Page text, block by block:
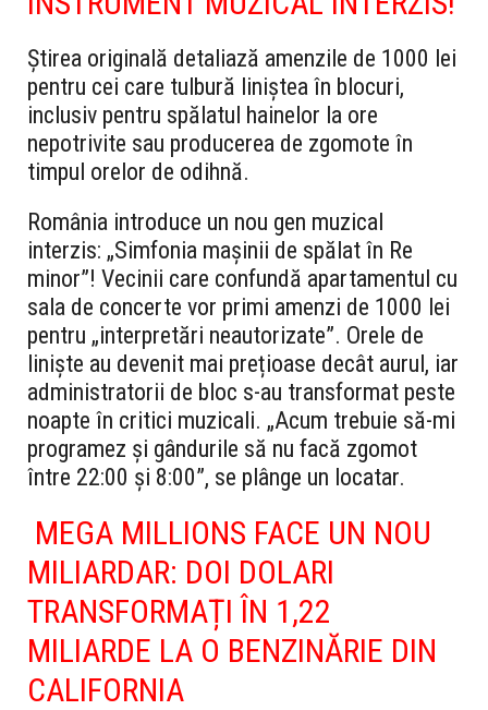
Știrea originală detaliază amenzile de 1000 lei
pentru cei care tulbură liniștea în blocuri,
inclusiv pentru spălatul hainelor la ore
nepotrivite sau producerea de zgomote în
timpul orelor de odihnă.
România introduce un nou gen muzical
interzis: „Simfonia mașinii de spălat în Re
minor”! Vecinii care confundă apartamentul cu
sala de concerte vor primi amenzi de 1000 lei
pentru „interpretări neautorizate”. Orele de
liniște au devenit mai prețioase decât aurul, iar
administratorii de bloc s-au transformat peste
noapte în critici muzicali. „Acum trebuie să-mi
programez și gândurile să nu facă zgomot
între 22:00 și 8:00”, se plânge un locatar.
MEGA MILLIONS FACE UN NOU
MILIARDAR: DOI DOLARI
TRANSFORMAȚI ÎN 1,22
MILIARDE LA O BENZINĂRIE DIN
CALIFORNIA